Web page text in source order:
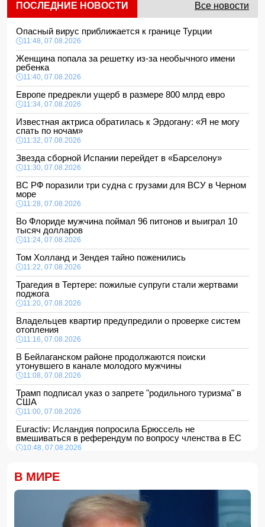
ПОСЛЕДНИЕ НОВОСТИ Все новости
Опасный вирус приближается к границе Турции
11:48, 07.08.2026
Женщина попала за решетку из-за необычного имени
ребенка
11:40, 07.08.2026
Европе предрекли ущерб в размере 800 млрд евро
11:34, 07.08.2026
Известная актриса обратилась к Эрдогану: «Я не могу
спать по ночам»
11:32, 07.08.2026
Звезда сборной Испании перейдет в «Барселону»
11:30, 07.08.2026
ВС РФ поразили три судна с грузами для ВСУ в Черном
море
11:28, 07.08.2026
Во Флориде мужчина поймал 96 питонов и выиграл 10
тысяч долларов
11:24, 07.08.2026
Том Холланд и Зендея тайно поженились
11:22, 07.08.2026
Трагедия в Тертере: пожилые супруги стали жертвами
поджога
11:20, 07.08.2026
Владельцев квартир предупредили о проверке систем
отопления
11:16, 07.08.2026
В Бейлаганском районе продолжаются поиски
утонувшего в канале молодого мужчины
11:08, 07.08.2026
Трамп подписал указ о запрете "родильного туризма" в
США
11:00, 07.08.2026
Euractiv: Исландия попросила Брюссель не
вмешиваться в референдум по вопросу членства в ЕС
10:48, 07.08.2026
10:28, 07.08.2026
Россия направит в Армению транзитный груз через
территорию Азербайджана
10:10, 07.08.2026
В МИРЕ